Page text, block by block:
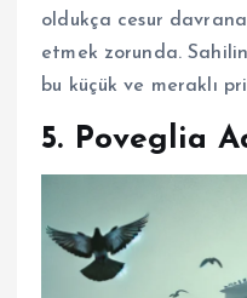
oldukça cesur
etmek zorunda.
bu küçük ve meraklı
5. Poveglia